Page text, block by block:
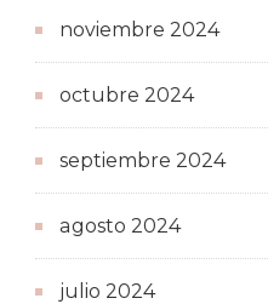
noviembre 2024
octubre 2024
septiembre 2024
agosto 2024
julio 2024